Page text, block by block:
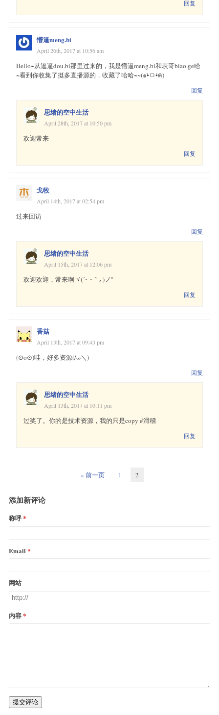
回复
懵逼meng.bi
April 26th, 2017 at 10:56 am
Hello~从逗逼dou.bi那里过来的，我是懵逼meng.bi和表哥biao.ge哈
~看到你收集了挺多直播源的，收藏了哈哈~~(๑•̀ㅁ•́ฅ)
回复
思绪的空中生活
April 28th, 2017 at 10:50 pm
欢迎常来
回复
戈牧
April 14th, 2017 at 02:54 pm
过来回访
回复
思绪的空中生活
April 15th, 2017 at 12:06 pm
欢迎欢迎，常来啊ヾ(´･ ･｀｡)ノ"
回复
香菇
April 13th, 2017 at 09:43 pm
(⊙o⊙)哇，好多资源(/ω＼)
回复
思绪的空中生活
April 13th, 2017 at 10:11 pm
过奖了。你的是技术资源，我的只是copy #滑稽
回复
« 前一页 1 2
添加新评论
称呼
Email
网站
内容
提交评论